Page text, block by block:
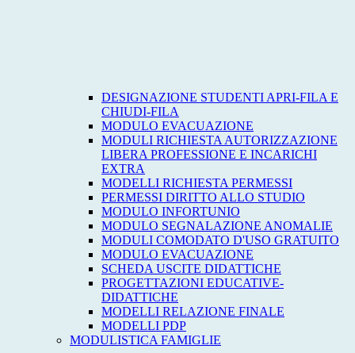
DESIGNAZIONE STUDENTI APRI-FILA E
CHIUDI-FILA
MODULO EVACUAZIONE
MODULI RICHIESTA AUTORIZZAZIONE
LIBERA PROFESSIONE E INCARICHI
EXTRA
MODELLI RICHIESTA PERMESSI
PERMESSI DIRITTO ALLO STUDIO
MODULO INFORTUNIO
MODULO SEGNALAZIONE ANOMALIE
MODULI COMODATO D'USO GRATUITO
MODULO EVACUAZIONE
SCHEDA USCITE DIDATTICHE
PROGETTAZIONI EDUCATIVE-
DIDATTICHE
MODELLI RELAZIONE FINALE
MODELLI PDP
MODULISTICA FAMIGLIE